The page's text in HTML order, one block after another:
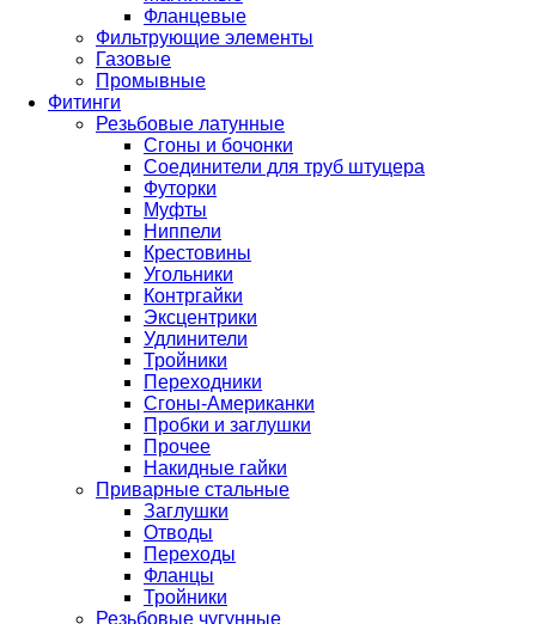
Фланцевые
Фильтрующие элементы
Газовые
Промывные
Фитинги
Резьбовые латунные
Сгоны и бочонки
Соединители для труб штуцера
Футорки
Муфты
Ниппели
Крестовины
Угольники
Контргайки
Эксцентрики
Удлинители
Тройники
Переходники
Сгоны-Американки
Пробки и заглушки
Прочее
Накидные гайки
Приварные стальные
Заглушки
Отводы
Переходы
Фланцы
Тройники
Резьбовые чугунные